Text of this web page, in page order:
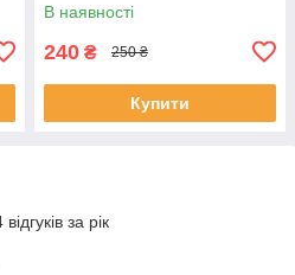
В наявності
240 ₴ 250 ₴
Купити
за рік